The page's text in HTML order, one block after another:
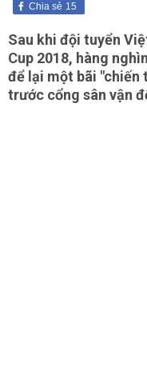
15
Chia sẻ
Sau khi đội tuyển
Cup 2018, hàng
để lại một bãi "chiến
trước cổng sân vận